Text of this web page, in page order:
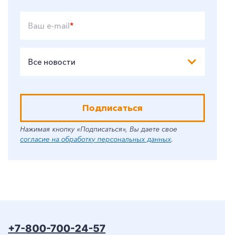
Ваш e-mail*
Все новости
Подписаться
Нажимая кнопку «Подписаться», Вы даете свое
согласие на обработку персональных данных.
+7-800-700-24-57